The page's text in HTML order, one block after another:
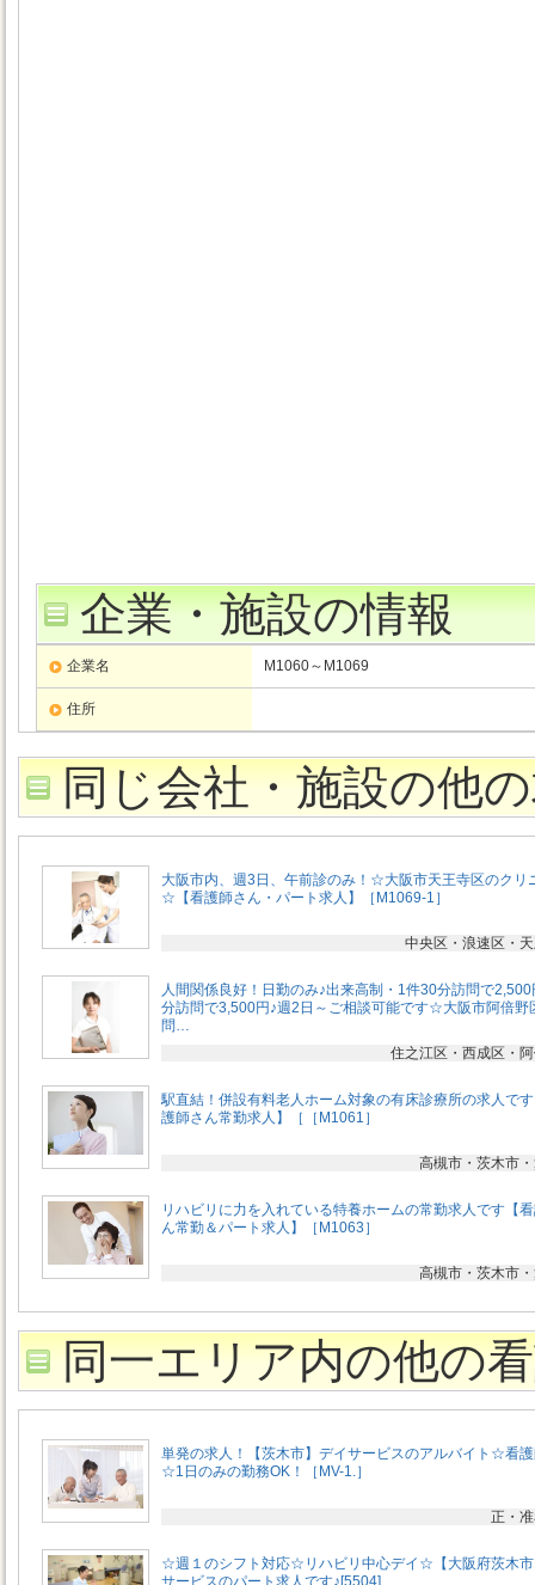
企業・施設の情報
企業名 M1060～M1069
住所
同じ会社・施設の他
大阪市内、週3日、午前診のみ！☆大阪市天王寺区のクリ
☆【看護師さん・パート求人】［M1069-1］
中央区・浪速区・
人間関係良好！日勤のみ♪出来高制・1件30分訪問で
分訪問で3,500円♪週2日～ご相談可能です☆大阪市阿倍野
問…
住之江区・西成区・
駅直結！併設有料老人ホーム対象の有床診療所の求人で
護師さん常勤求人】［［M1061］
高槻市・茨木市
リハビリに力を入れている特養ホームの常勤求人です【
ん常勤＆パート求人】［M1063］
高槻市・茨木市
同一エリア内の他の
単発の求人！【茨木市】デイサービスのアルバイト☆看
☆1日のみの勤務OK！［MV-1.］
正・
☆週１のシフト対応☆リハビリ中心デイ☆【大阪府茨木
サービスのパート求人です♪[5504]